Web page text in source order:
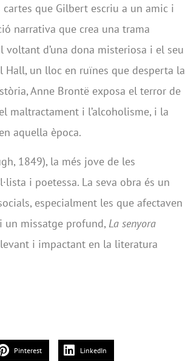
que Gilbert escriu a un amic i
narrativa que crea una trama
d’una dona misteriosa i el seu
Hall, un lloc en ruïnes que desperta la
Anne Brontë exposa el terror de
maltractament i l’alcoholisme, i la
aquella època.
1849), la més jove de les
i poetessa. La seva obra és un
especialment les que afectaven
un missatge profund, La senyora
i impactant en la literatura
Pinterest LinkedIn